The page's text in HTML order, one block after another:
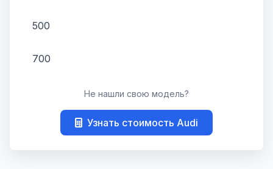
500
700
Не нашли свою модель?
Узнать стоимость Audi